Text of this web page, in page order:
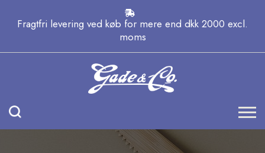
Fragtfri levering ved køb for mere end dkk 2000 excl.
moms